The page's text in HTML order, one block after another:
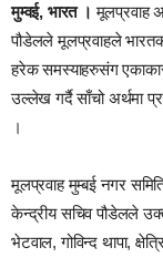
मुम्वई, भारत । मूलप्रवाह
पौडेलले मूलप्रवाहले
हरेक समस्याहरुसंग
उल्लेख गर्दै साँचो अर्थमा
।
मूलप्रवाह मुम्बई नगर
केन्द्रीय सचिव पौडेलले
भेटवाल, गोविन्द थापा,